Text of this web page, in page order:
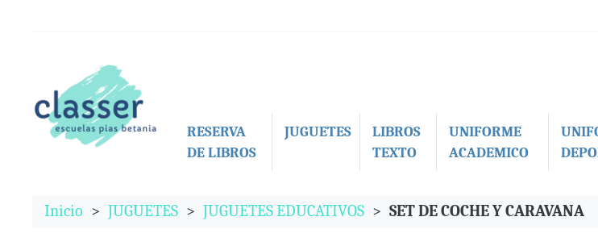
RESERVA
DE LIBROS
JUGUETES
LIBROS
TEXTO
UNIFORME
ACADEMICO
Inicio JUGUETES JUGUETES EDUCATIVOS SET DE COCHE Y CARAVANA